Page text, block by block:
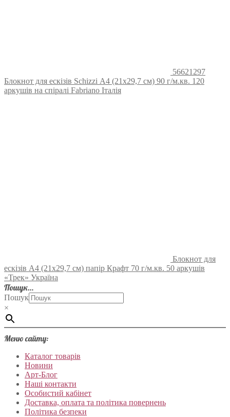
56621297
Блокнот для ескізів Schizzi А4 (21х29,7 см) 90 г/м.кв. 120
аркушів на спіралі Fabriano Італія
Блокнот для
ескізів А4 (21х29,7 см) папір Крафт 70 г/м.кв. 50 аркушів
«Трек» Україна
Пошук…
Пошук
×
Меню сайту:
Каталог товарів
Новини
Арт-Блог
Наші контакти
Особистий кабінет
Доставка, оплата та політика повернень
Політика безпеки